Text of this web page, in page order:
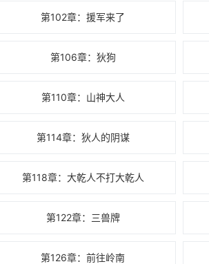
第102章：援军来了
第106章：狄狗
第110章：山神大人
第114章：狄人的阴谋
第118章：大乾人不打大乾人
第122章：三兽牌
第126章：前往岭南